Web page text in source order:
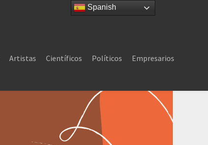
Artistas Científicos Políticos
Empresarios
Spanish